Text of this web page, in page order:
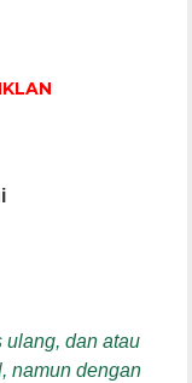
ulang, dan atau
namun dengan